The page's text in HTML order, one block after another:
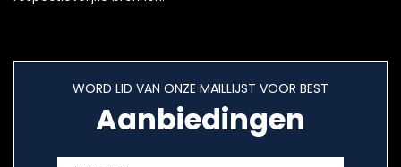
WORD LID VAN ONZE MAILLIJST VOOR BEST
Aanbiedingen